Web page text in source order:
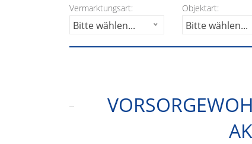
Vermarktungsart:
Bitte wählen...
Objektart:
Bitte wählen...